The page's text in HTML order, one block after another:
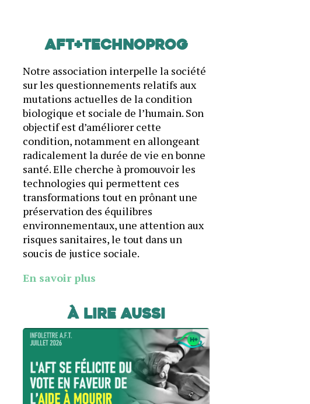
AFT+Technoprog
Notre association interpelle la société
sur les questionnements relatifs aux
mutations actuelles de la condition
biologique et sociale de l’humain. Son
objectif est d’améliorer cette
condition, notamment en allongeant
radicalement la durée de vie en bonne
santé. Elle cherche à promouvoir les
technologies qui permettent ces
transformations tout en prônant une
préservation des équilibres
environnementaux, une attention aux
risques sanitaires, le tout dans un
soucis de justice sociale.
En savoir plus
À lire aussi